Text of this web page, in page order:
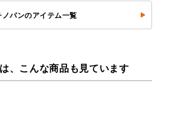
ノパンのアイテム一覧
、こんな商品も見ています